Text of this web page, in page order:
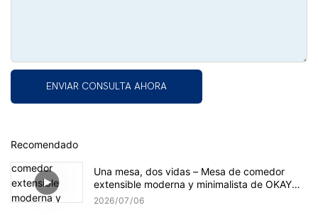
ENVIAR CONSULTA AHORA
Recomendado
Una mesa, dos vidas – Mesa de comedor
extensible moderna y minimalista de OKAY
FURNITURE
2026 07 06